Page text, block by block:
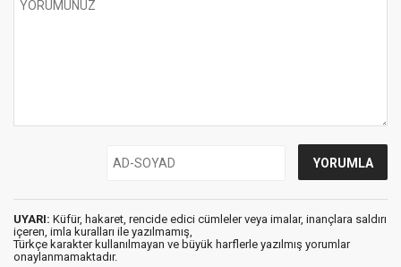
UYARI: Küfür, hakaret, rencide edici cümleler veya imalar, inançlara saldırı
içeren, imla kuralları ile yazılmamış,
Türkçe karakter kullanılmayan ve büyük harflerle yazılmış yorumlar
onaylanmamaktadır.